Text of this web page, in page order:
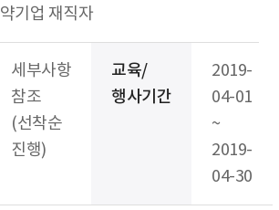
기업 재직자
세부사항
참조
(선착순
진행)
교육/
행사기간
2019-
04-01
~
2019-
04-30